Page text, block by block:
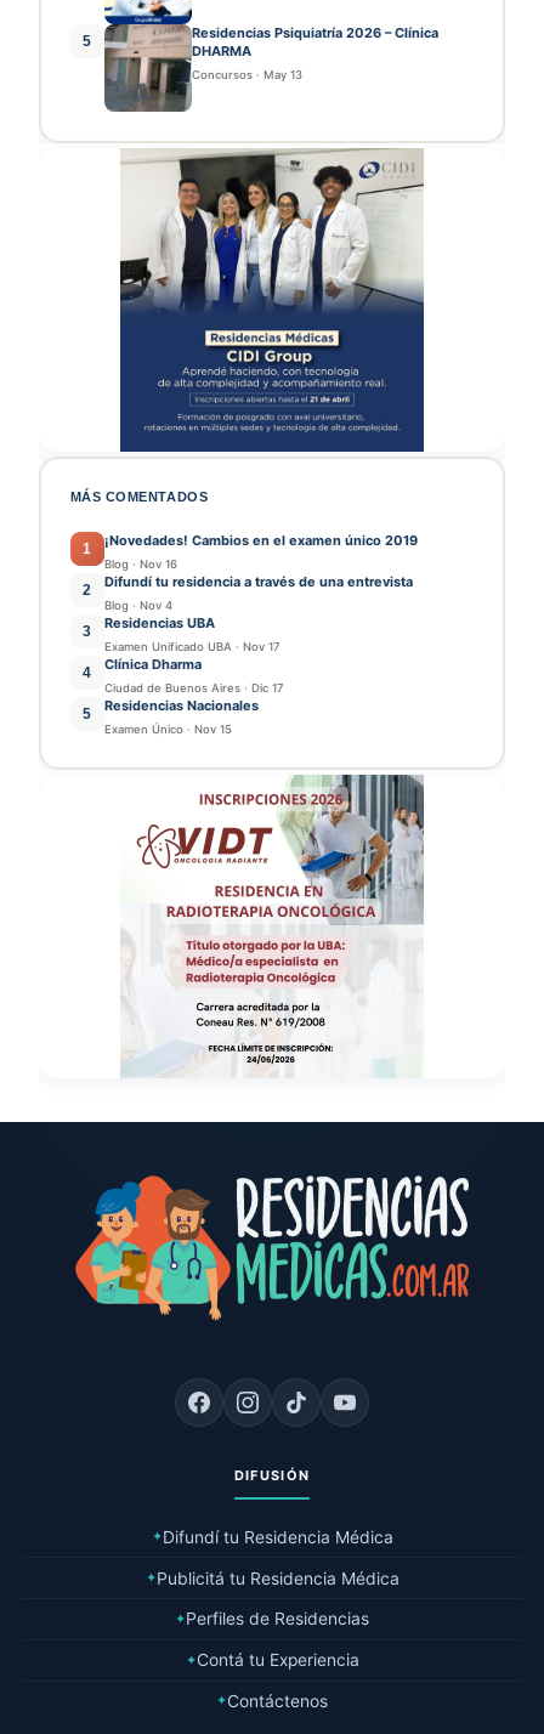
5
Residencias Psiquiatría 2026 – Clínica
DHARMA
Concursos · May 13
MÁS COMENTADOS
1 ¡Novedades! Cambios en el examen único 2019
Blog · Nov 16
2 Difundí tu residencia a través de una entrevista
Blog · Nov 4
3 Residencias UBA
Examen Unificado UBA · Nov 17
4 Clínica Dharma
Ciudad de Buenos Aires · Dic 17
5 Residencias Nacionales
Examen Único · Nov 15
DIFUSIÓN
✦Difundí tu Residencia Médica
✦Publicitá tu Residencia Médica
✦Perfiles de Residencias
✦Contá tu Experiencia
✦Contáctenos